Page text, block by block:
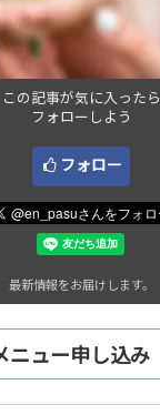
この記事が気に入ったら
フォローしよう
フォロー
最新情報をお届けします。
ニュー申し込み